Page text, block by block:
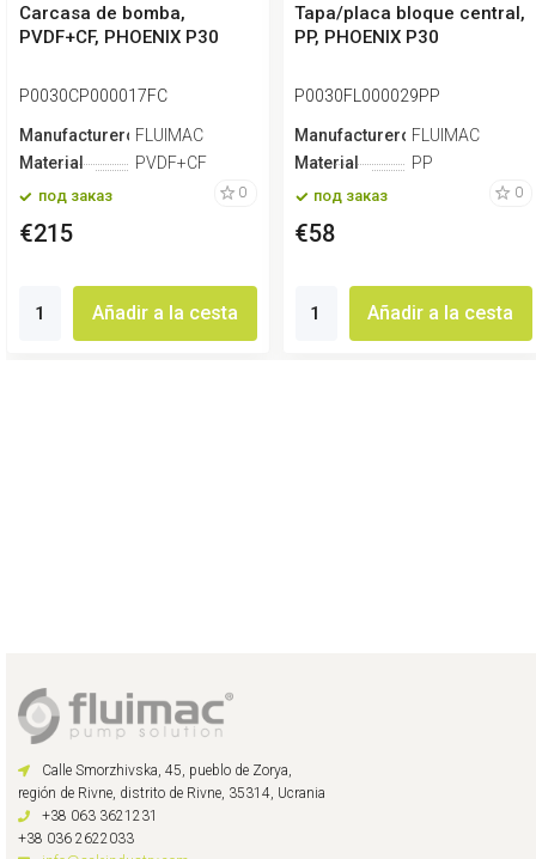
Carcasa de bomba,
PVDF+CF, PHOENIX P30
P0030CP000017FC
Manufacturero FLUIMAC
Material
PVDF+CF
под заказ 0
€215
Añadir a la cesta
Tapa/placa bloque central,
PP, PHOENIX P30
P0030FL000029PP
Manufacturero FLUIMAC
Material
PP
под заказ 0
€58
Añadir a la cesta
Calle Smorzhivska, 45, pueblo de Zorya,
región de Rivne, distrito de Rivne, 35314, Ucrania
+38 063 3621231
+38 036 2622033